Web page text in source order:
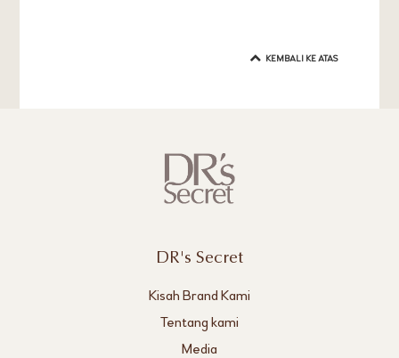
KEMBALI KE ATAS
DR's Secret
Kisah Brand Kami
Tentang kami
Media